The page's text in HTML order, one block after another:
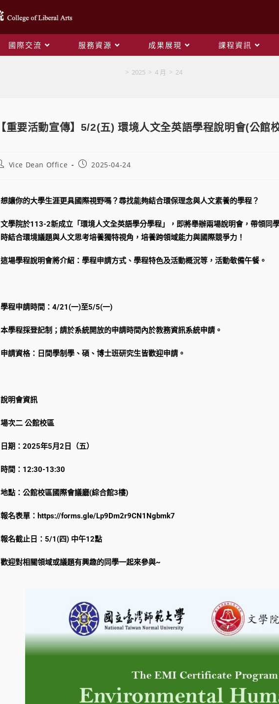
國際交流 服務資源 成果展現 課程資訊
> 2025 > 4 月 > 24
【重要活動宣傳】5/2(五) 環境人文全英語學程說明會(公館
Vice Dean Office 2025-04-24
想讓你的大學生涯更具國際視野嗎？尋找能夠結合環保理念與人文素養的學程？
文學院於113-2新成立「環境人文全英語學分學程」，即將舉辦兩場說明會，帶領同
時結合環境議題與人文思考培養獨特視角，培養跨領域能力與國際競爭力！
這場學程說明會將介紹：學程申請方式、學程特色及活動概況等，活動敬備午餐。
學程申請時間：4/21(一)至5/5(一)
本學程採登記制；請於系統開放的申請時間內於教務資訊系統申請。
申請資格：日間學制學、碩、博士班研究生皆歡迎申請。
說明會資訊
場次二 公館校區
日期：2025年5月2日（五）
時間：12:30-13:30
地點：公館校區國際會議廳(綜合館3樓)
報名表單： https://forms.gle/Lp9Dm2r9CN1Ngbmk7
報名截止日：5/1(四) 中午12點
歡迎對相關領域或議題有興趣的同學一起來參與~